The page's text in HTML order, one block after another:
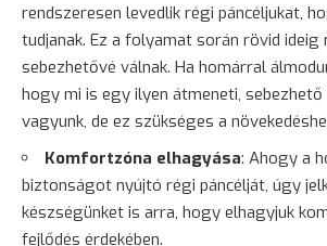
rendszeresen levedlik régi páncéljukat,
tudjanak. Ez a folyamat során rövid ideig
sebezhetővé válnak. Ha homárral
hogy mi is egy ilyen átmeneti, sebezhető
vagyunk, de ez szükséges a
Komfortzóna elhagyása: Ahogy a
biztonságot nyújtó régi páncélját, úgy
készségünket is arra, hogy elhagyjuk
fejlődés érdekében.